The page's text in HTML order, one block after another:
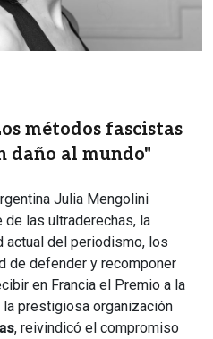
métodos fascistas
daño al mundo"
Julia Mengolini
las ultraderechas, la
actual del periodismo, los
de defender y recomponer
en Francia el Premio a la
prestigiosa organización
, reivindicó el compromiso